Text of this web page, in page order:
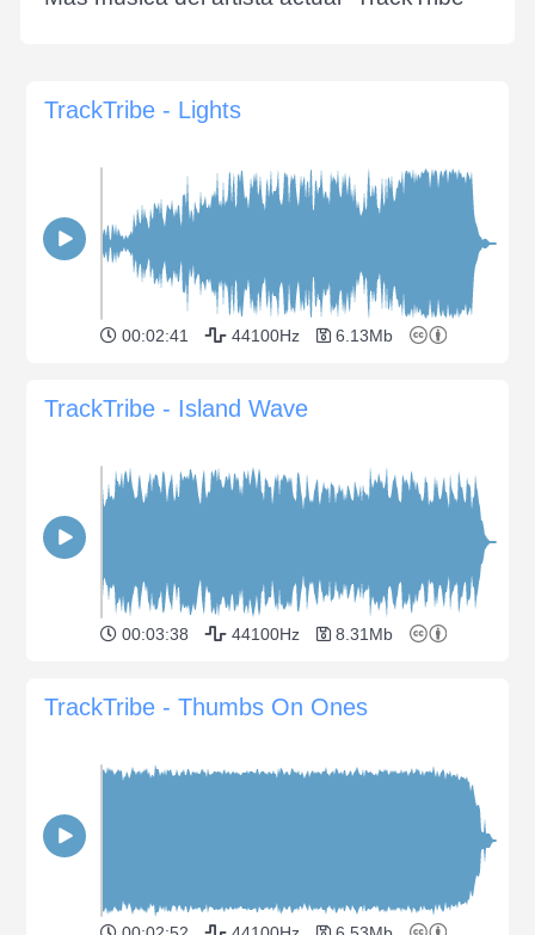
TrackTribe - Lights
00:02:41 44100Hz 6.13Mb
TrackTribe - Island Wave
00:03:38 44100Hz 8.31Mb
TrackTribe - Thumbs On Ones